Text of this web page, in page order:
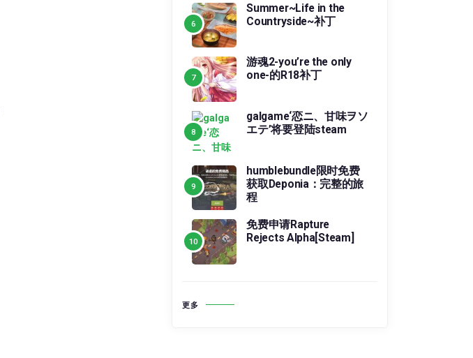
Summer~Life in the
Countryside~补丁
游魂2-you’re the only
one-的R18补丁
galgame‘恋ニ、甘味ヲソ
エテ’将要登陆steam
humblebundle限时免费
获取Deponia：完整的旅
程
免费申请Rapture
Rejects Alpha[Steam]
更多